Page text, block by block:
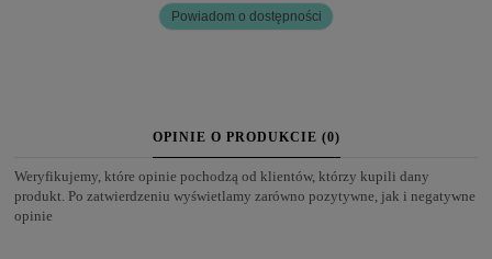
Powiadom o dostępności
OPINIE O PRODUKCIE (0)
Weryfikujemy, które opinie pochodzą od klientów, którzy kupili dany
produkt. Po zatwierdzeniu wyświetlamy zarówno pozytywne, jak i negatywne
opinie